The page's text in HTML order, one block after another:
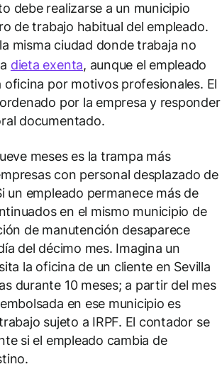
debe realizarse a un municipio
de trabajo habitual del empleado.
misma ciudad donde trabaja no
dieta exenta, aunque el empleado
oficina por motivos profesionales. El
por la empresa y responder
documentado.
meses es la trampa más
con personal desplazado de
un empleado permanece más de
en el mismo municipio de
de manutención desaparece
del décimo mes. Imagina un
la oficina de un cliente en Sevilla
durante 10 meses; a partir del mes
en ese municipio es
sujeto a IRPF. El contador se
si el empleado cambia de